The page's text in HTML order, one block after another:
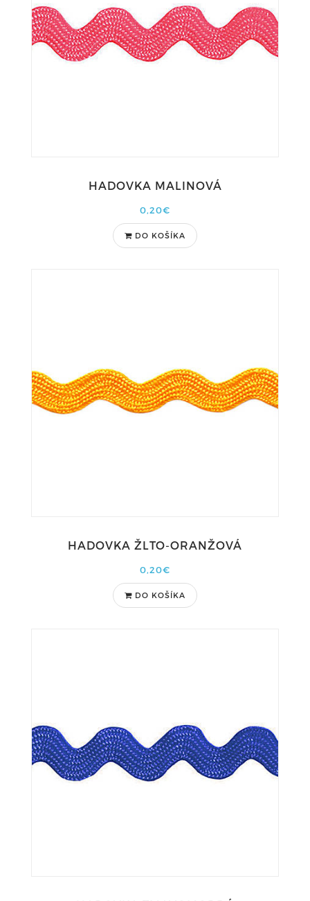
HADOVKA MALINOVÁ
0,20€
DO KOŠÍKA
HADOVKA ŽLTO-ORANŽOVÁ
0,20€
DO KOŠÍKA